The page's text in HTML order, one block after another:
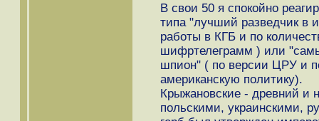
В свои 50 я спокойно
типа "лучший разведчик в
работы в КГБ и по
шифртелеграмм ) или
шпион" ( по версии ЦРУ и
американскую политику).
Крыжановские - древний и
польскими, украинскими,